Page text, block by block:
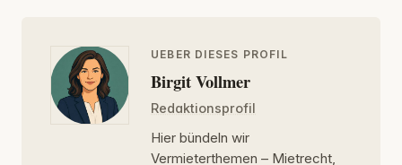
UEBER DIESES PROFIL
Birgit Vollmer
Redaktionsprofil
Hier bündeln wir
Vermieterthemen – Mietrecht,